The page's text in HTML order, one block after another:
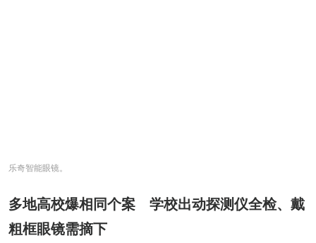
乐奇智能眼镜。
多地高校爆相同个案 学校出动探测仪全检、戴
粗框眼镜需摘下